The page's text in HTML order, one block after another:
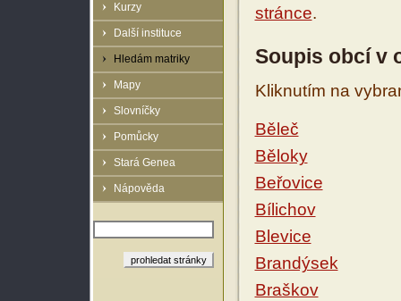
Kurzy
Další instituce
Hledám matriky
Mapy
Slovníčky
Pomůcky
Stará Genea
Nápověda
stránce.
Soupis obcí v
Kliknutím na
Běleč
Běloky
Beřovice
Bílichov
Blevice
Brandýsek
Braškov